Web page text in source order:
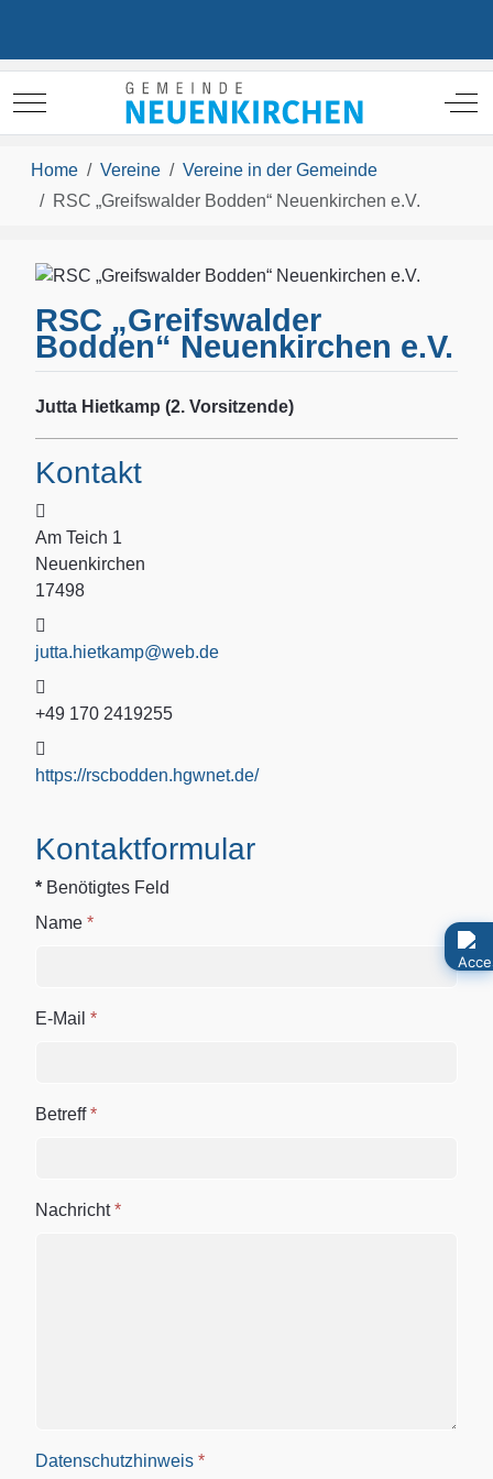
Mobile Menu Toggle Off-
Home Vereine
Vereine in der Gemeinde
RSC „Greifswalder Bodden“ Neuenkirchen e.V.
RSC „Greifswalder
Bodden“ Neuenkirchen e.V.
Jutta Hietkamp (2. Vorsitzende)
Kontakt
Am Teich 1
Neuenkirchen
17498
jutta.hietkamp@web.de
+49 170 2419255
https://rscbodden.hgwnet.de/
Kontaktformular
* Benötigtes Feld
Name *
E-Mail *
Betreff*
Nachricht*
Datenschutzhinweis *